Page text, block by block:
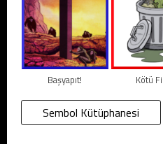
Başyapıt! Kötü
Sembol Kütüphanesi